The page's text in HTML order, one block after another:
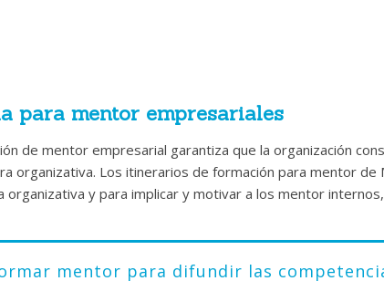
el curso en el que se aprende la lógica del proceso de
de precisión
para mentor empresariales
de mentor empresarial garantiza que la organización
organizativa. Los itinerarios de formación para mentor
organizativa y para implicar y motivar a los mentor
mentor para difundir las